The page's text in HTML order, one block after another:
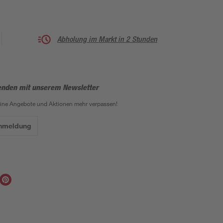
Abholung im Markt in 2 Stunden
mit unserem Newsletter
Angebote und Aktionen mehr verpassen!